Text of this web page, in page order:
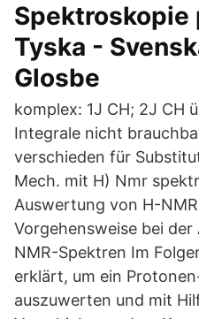
Spektroskopie
Tyska -
Glosbe
komplex: 1J CH; 2J CH
Integrale nicht
verschieden für
Mech. mit H) Nmr
Auswertung von H-
Vorgehensweise bei
NMR-Spektren Im
erklärt, um ein
auszuwerten und mit